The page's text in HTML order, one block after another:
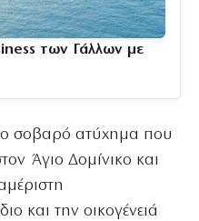
των Γάλλων με
σοβαρό ατύχημα που
Άγιο Δομίνικο και
και την οικογένειά